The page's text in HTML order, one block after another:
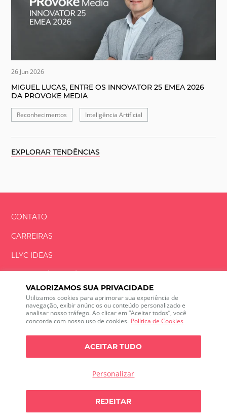
VALORIZAMOS SUA PRIVACIDADE
Utilizamos cookies para aprimorar sua experiência de
navegação, exibir anúncios ou conteúdo personalizado e
analisar nosso tráfego. Ao clicar em “Aceitar todos”, você
concorda com nosso uso de cookies. Política de Cookies
Personalizar
REJEITAR
ACEITAR TUDO
26 Jun 2026
MIGUEL LUCAS, ENTRE OS INNOVATOR 25 EMEA 2026
DA PROVOKE MEDIA
Reconhecimentos Inteligência Artificial
EXPLORAR TENDÊNCIAS
CONTATO
CARREIRAS
LLYC IDEAS
LLYC VENTURING
LLYC EM MIAMI
LLYC © 2026 Todos os direitos reservados
ES EN PT BR
600 Brickell Avenue, Suite 2125 Miami, Florida 33131
+1 786 5901000